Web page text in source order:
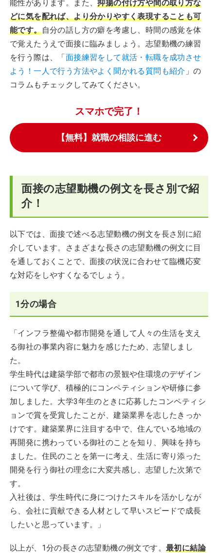
能性があります。また、抑揚の付け方や間の取り方な
どに気を配れば、より分かりやすく表現することも可
能です。自分の話し方の癖を考慮し、時間の感覚を体
で覚えたうえで面接に臨みましょう。志望動機の練習
を行う際は、「面接練習をして就活・転職を成功させ
よう！一人で行う方法やよく聞かれる質問も紹介 」の
コラムもチェックしてみてください。
スマホで完了！
【無料】就職の相談に進む
面接の志望動機の例文を長さ別で紹
介！
以下では、面接で述べる志望動機の例文を長さ別に紹
介しています。さまざまな長さの志望動機の例文に目
を通しておくことで、面接の状況に合わせて臨機応変
な対応をしやすくなるでしょう。
1分の場合
「インフラ整備や都市開発を通して人々の生活を支え
る御社の事業内容に魅力を感じたため、志望しまし
た。
学生時代は建築学部で都市の景観や住環境のデザイン
について学び、積極的にコンペティションや研修に参
加しました。大学3年生のときに応募したコンペティシ
ョンで賞を受賞したことが、建築業界を志したきっか
けです。建築業界に注目する中で、住んでいる地域の
再開発に携わっている御社のことを知り、興味を持ち
ました。住民のことを第一に考え、生活に寄り添った
開発を行う御社の理念に大変共感し、志望した次第で
す。
入社後は、学生時代に身につけたスキルを活かしなが
ら、会社に貢献できる人材として早いスピードで成長
したいと思っています。」
以上が、1分の長さの志望動機の例文です。 最初に結論